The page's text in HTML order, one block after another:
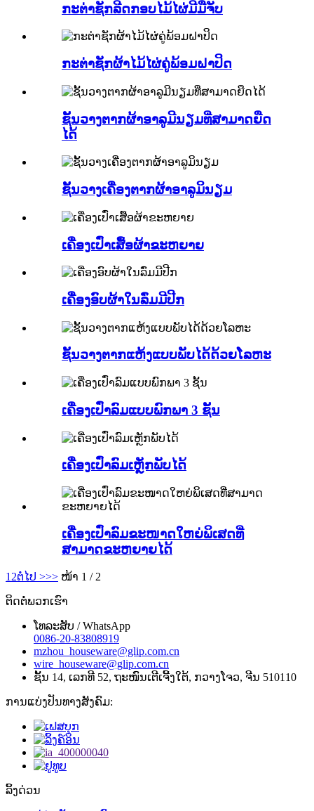
ກະຕ່າຊັກລີດກອບໄມ້ໄຜ່ມີມືຈັບ
ກະຕ່າຊັກຜ້າໄມ້ໄຜ່ຄູ່ພ້ອມຝາປິດ
ຊັ້ນວາງຕາກຜ້າອາລູມີນຽມທີ່ສາມາດຍືດ
ໄດ້
ຊັ້ນວາງເຄື່ອງຕາກຜ້າອາລູມິນຽມ
ເຄື່ອງເປົ່າເສື້ອຜ້າຂະຫຍາຍ
ເຄື່ອງອົບຜ້າໃນລົ່ມມີປີກ
ຊັ້ນວາງຕາກແຫ້ງແບບພັບໄດ້ດ້ວຍໂລຫະ
ເຄື່ອງເປົ່າລົມແບບພົກພາ 3 ຊັ້ນ
ເຄື່ອງເປົ່າລົມເຫຼັກພັບໄດ້
ເຄື່ອງເປົ່າລົມຂະໜາດໃຫຍ່ພິເສດທີ່
ສາມາດຂະຫຍາຍໄດ້
12ຕໍ່ໄປ >>> ໜ້າ 1 / 2
ຕິດຕໍ່ພວກເຮົາ
ໂທລະສັບ / WhatsApp
0086-20-83808919
mzhou_houseware@glip.com.cn
wire_houseware@glip.com.cn
ຊັ້ນ 14, ເລກທີ 52, ຖະໜົນເຕີເຈີ້ງໃຕ້, ກວາງໂຈວ, ຈີນ 510110
ການແບ່ງປັນທາງສັງຄົມ:
ລິ້ງດ່ວນ